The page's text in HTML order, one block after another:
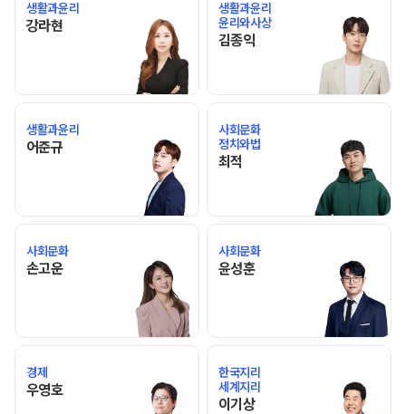
생활과윤리
강라현강라현 선생님 홈 바로가기
생활과윤리
윤리와사상
김종익김종익 선생님 홈 바로가기
생활과윤리
어준규어준규 선생님 홈 바로가기
사회문화
정치와법
최적 최적 선생님 홈 바로가기
사회문화
손고운손고운 선생님 홈 바로가기
사회문화
윤성훈윤성훈 선생님 홈 바로가기
경제
우영호우영호 선생님 홈 바로가기
한국지리
세계지리
이기상이기상 선생님 홈 바로가기